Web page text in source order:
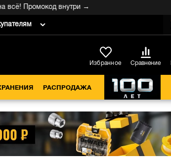
внутри →
Избранное Сравнение
РАСПРОДАЖА